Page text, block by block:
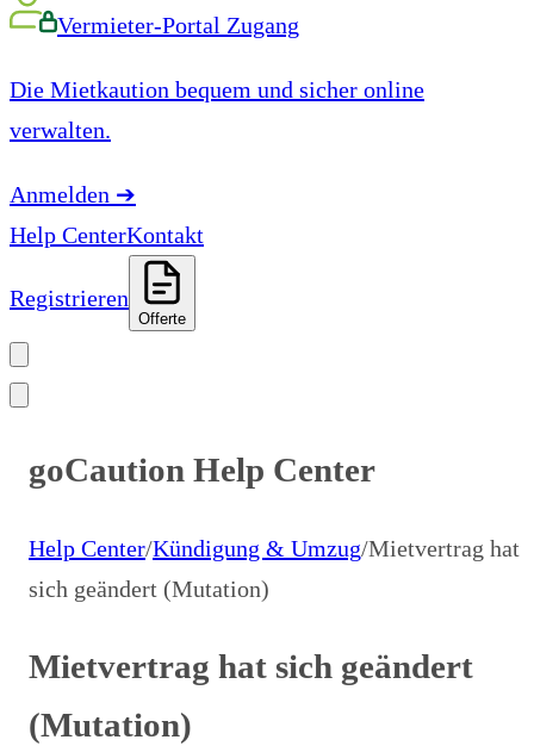
Vermieter-Portal Zugang
Die Mietkaution bequem und sicher online
verwalten.
Anmelden ➔
Help CenterKontakt
Registrieren
Offerte
goCaution Help Center
Help Center/Kündigung & Umzug/Mietvertrag hat
sich geändert (Mutation)
Mietvertrag hat sich geändert
(Mutation)